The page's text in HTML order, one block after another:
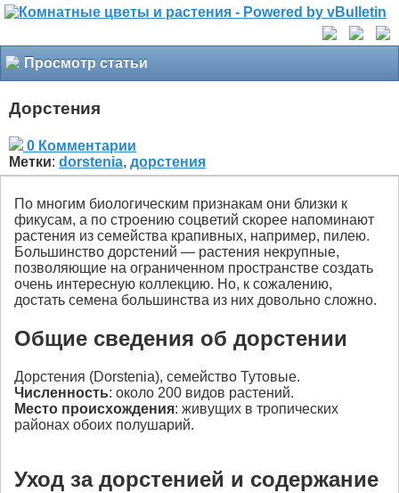
Просмотр статьи
Дорстения
0 Комментарии
Метки: dorstenia, дорстения
По многим биологическим признакам они близки к
фикусам, а по строению соцветий скорее напоминают
растения из семейства крапивных, например, пилею.
Большинство дорстений — растения некрупные,
позволяющие на ограниченном пространстве создать
очень интересную коллекцию. Но, к сожалению,
достать семена большинства из них довольно сложно.
Общие сведения об дорстении
Дорстения (Dorstenia), семейство Тутовые.
Численность: около 200 видов растений.
Место происхождения: живущих в тропических
районах обоих полушарий.
Уход за дорстенией и содержание